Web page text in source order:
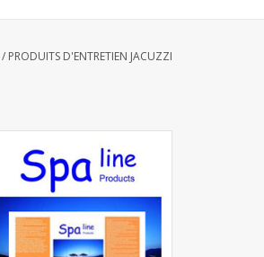
/ PRODUITS D'ENTRETIEN JACUZZI
AJOUTER AU PANIER